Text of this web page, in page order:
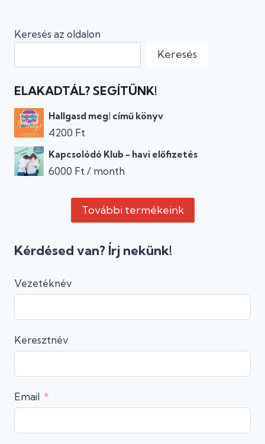
Keresés az oldalon
Keresés
ELAKADTÁL? SEGÍTÜNK!
Hallgasd meg! című könyv
4200 Ft
Kapcsolódó Klub - havi előfizetés
6000 Ft / month
További termékeink
Kérdésed van? Írj nekünk!
Vezetéknév
Keresztnév
Email